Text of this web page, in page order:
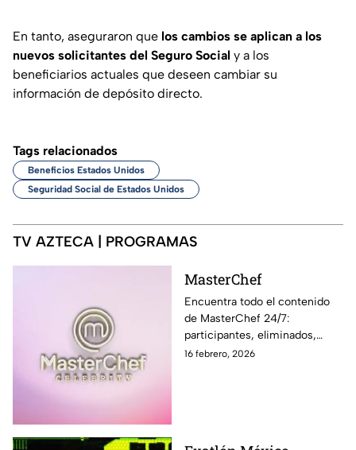
En tanto, aseguraron que los cambios se aplican a los
nuevos solicitantes del Seguro Social y a los
beneficiarios actuales que deseen cambiar su
información de depósito directo.
Tags relacionados
Beneficios Estados Unidos
Seguridad Social de Estados Unidos
TV AZTECA | PROGRAMAS
MasterChef
Encuentra todo el contenido
de MasterChef 24/7:
participantes, eliminados,
momentos exclusivos, últimas
16 febrero, 2026